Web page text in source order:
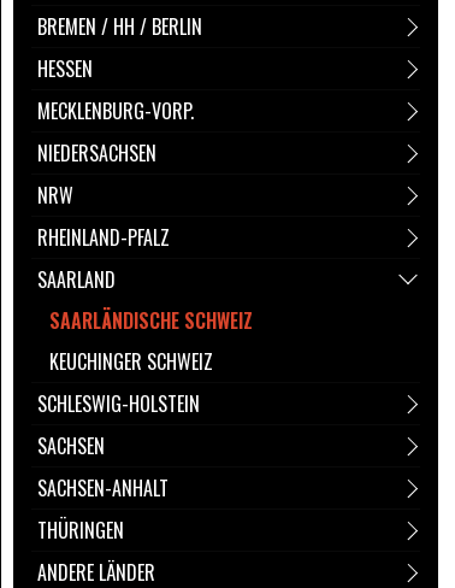
BREMEN / HH / BERLIN
HESSEN
MECKLENBURG-VORP.
NIEDERSACHSEN
NRW
RHEINLAND-PFALZ
SAARLAND
SAARLÄNDISCHE SCHWEIZ
KEUCHINGER SCHWEIZ
SCHLESWIG-HOLSTEIN
SACHSEN
SACHSEN-ANHALT
THÜRINGEN
ANDERE LÄNDER